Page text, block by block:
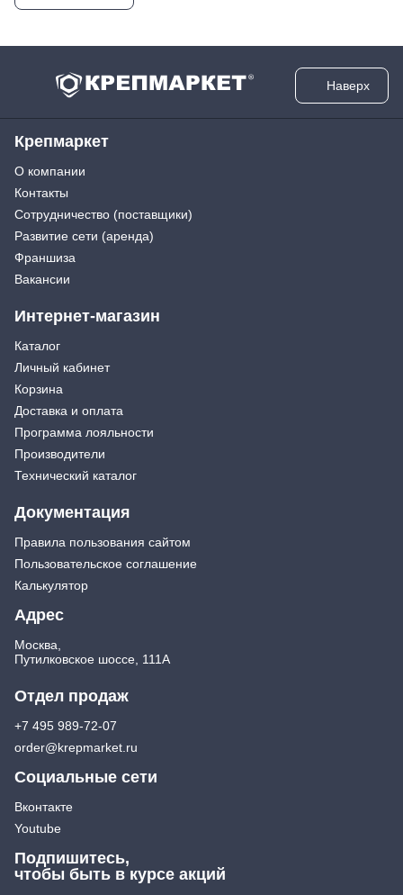
Наверх
Крепмаркет
О компании
Контакты
Сотрудничество (поставщики)
Развитие сети (аренда)
Франшиза
Вакансии
Интернет-магазин
Каталог
Личный кабинет
Корзина
Доставка и оплата
Программа лояльности
Производители
Технический каталог
Документация
Правила пользования сайтом
Пользовательское соглашение
Калькулятор
Адрес
Москва,
Путилковское шоссе, 111А
Отдел продаж
+7 495 989-72-07
order@krepmarket.ru
Социальные сети
Вконтакте
Youtube
Подпишитесь,
чтобы быть в курсе акций